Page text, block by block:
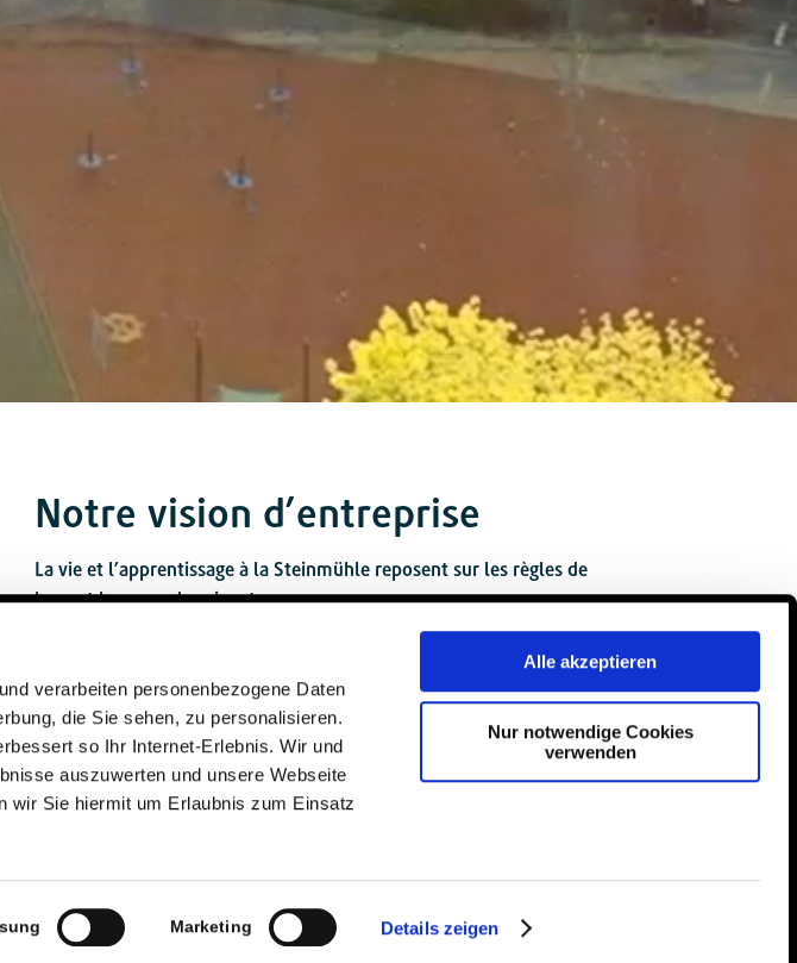
verarbeiten personenbezogene Daten
die Sie sehen, zu personalisieren.
so Ihr Internet-Erlebnis. Wir und
auszuwerten und unsere Webseite
wir Sie hiermit um Erlaubnis zum Einsatz
Marketing Details zeigen
Alle akzeptieren
Nur notwendige Cookies
verwenden
Notre vision d’entreprise
La vie et l’apprentissage à la Steinmühle reposent sur les règles de
base et les accords suivants :
Nous respectons les personnes, la nature et les objets. Cela signifie
notamment que nous nous efforçons de prendre en compte les
besoins de chacun.
Nous mettons l’accent sur l’esprit communautaire, nous développons
l’estime de soi de chacun et nous préparons les élèves à mener une
Nous encourageons la curiosité et l’autonomie, nous renforçons les
compétences et éveillons les sens. Nous exigeons et reconnaissons le